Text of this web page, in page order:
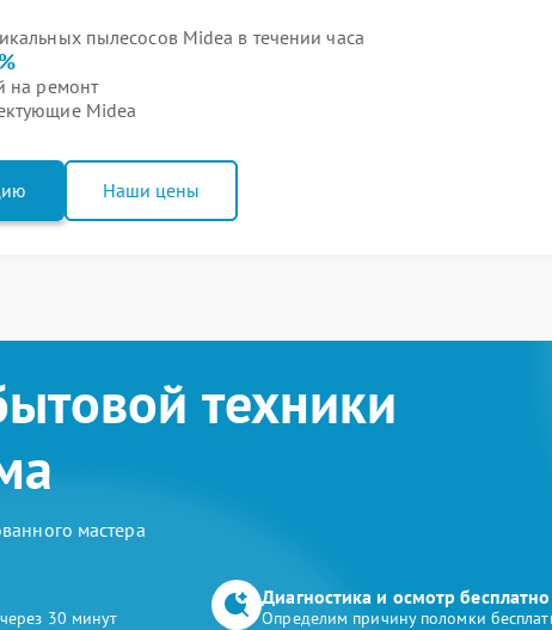
пылесосов Midea в течении часа
на ремонт
Midea
Наши цены
техники
мастера
30 минут
Диагностика и осмотр бесплатно
Определим причину поломки